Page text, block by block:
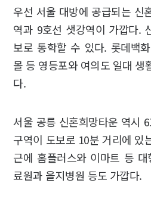
우선 서울 대방에 공급되는 신
역과 9호선 샛강역이 가깝다.
보로 통학할 수 있다. 롯데백
몰 등 영등포와 여의도 일대 생
다.
서울 공릉 신혼희망타운 역시
구역이 도보로 10분 거리에 있
근에 홈플러스와 이마트 등
료원과 을지병원 등도 가깝다.